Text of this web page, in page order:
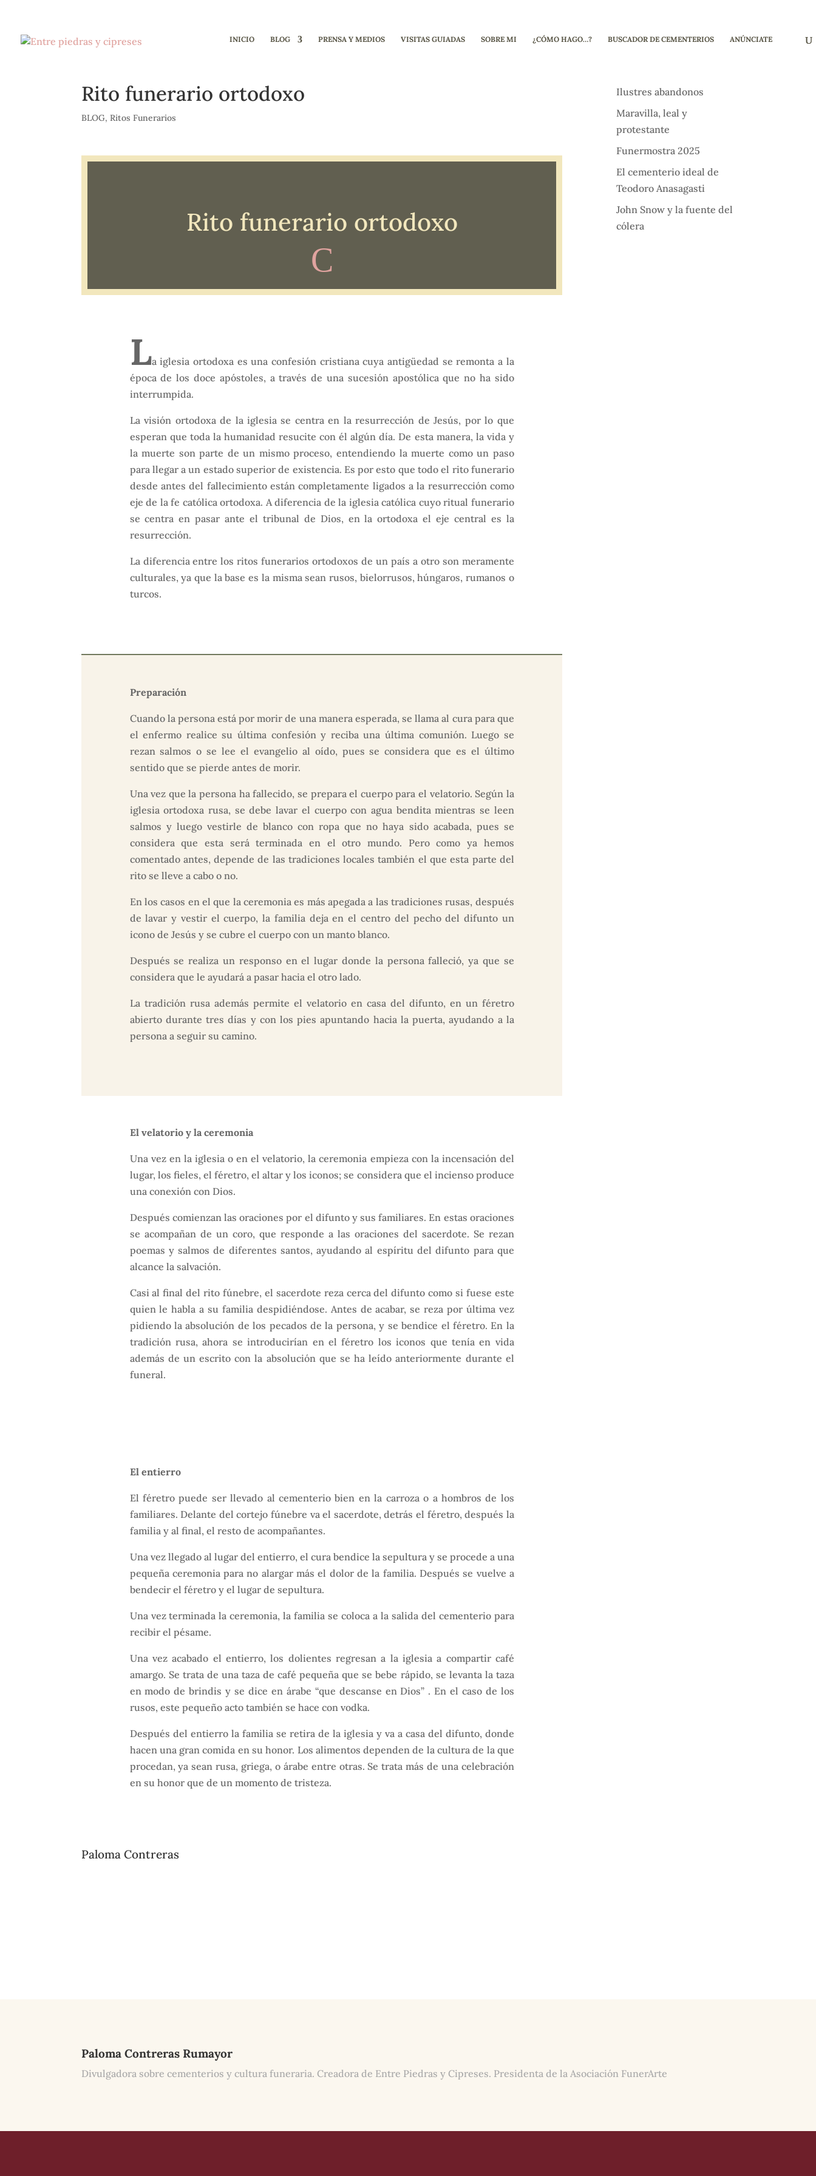
INICIO BLOG PRENSA Y MEDIOS VISITAS GUIADAS SOBRE MI ¿CÓMO HAGO…? BUSCADOR DE CEMENTERIOS ANÚNCIATE
Rito funerario ortodoxo
BLOG,Ritos Funerarios
Rito funerario ortodoxo
C
La iglesia ortodoxa es una confesión cristiana cuya antigüedad se remonta a la
época de los doce apóstoles, a través de una sucesión apostólica que no ha sido
interrumpida.
La visión ortodoxa de la iglesia se centra en la resurrección de Jesús, por lo que
esperan que toda la humanidad resucite con él algún día. De esta manera, la vida y
la muerte son parte de un mismo proceso, entendiendo la muerte como un paso
para llegar a un estado superior de existencia. Es por esto que todo el rito funerario
desde antes del fallecimiento están completamente ligados a la resurrección como
eje de la fe católica ortodoxa. A diferencia de la iglesia católica cuyo ritual funerario
se centra en pasar ante el tribunal de Dios, en la ortodoxa el eje central es la
resurrección.
La diferencia entre los ritos funerarios ortodoxos de un país a otro son meramente
culturales, ya que la base es la misma sean rusos, bielorrusos, húngaros, rumanos o
turcos.
Preparación
Cuando la persona está por morir de una manera esperada, se llama al cura para que
el enfermo realice su última confesión y reciba una última comunión. Luego se
rezan salmos o se lee el evangelio al oído, pues se considera que es el último
sentido que se pierde antes de morir.
Una vez que la persona ha fallecido, se prepara el cuerpo para el velatorio. Según la
iglesia ortodoxa rusa, se debe lavar el cuerpo con agua bendita mientras se leen
salmos y luego vestirle de blanco con ropa que no haya sido acabada, pues se
considera que esta será terminada en el otro mundo. Pero como ya hemos
comentado antes, depende de las tradiciones locales también el que esta parte del
rito se lleve a cabo o no.
En los casos en el que la ceremonia es más apegada a las tradiciones rusas, después
de lavar y vestir el cuerpo, la familia deja en el centro del pecho del difunto un
icono de Jesús y se cubre el cuerpo con un manto blanco.
Después se realiza un responso en el lugar donde la persona falleció, ya que se
considera que le ayudará a pasar hacia el otro lado.
La tradición rusa además permite el velatorio en casa del difunto, en un féretro
abierto durante tres días y con los pies apuntando hacia la puerta, ayudando a la
persona a seguir su camino.
El velatorio y la ceremonia
Una vez en la iglesia o en el velatorio, la ceremonia empieza con la incensación del
lugar, los fieles, el féretro, el altar y los iconos; se considera que el incienso produce
una conexión con Dios.
Después comienzan las oraciones por el difunto y sus familiares. En estas oraciones
se acompañan de un coro, que responde a las oraciones del sacerdote. Se rezan
poemas y salmos de diferentes santos, ayudando al espíritu del difunto para que
alcance la salvación.
Casi al final del rito fúnebre, el sacerdote reza cerca del difunto como si fuese este
quien le habla a su familia despidiéndose. Antes de acabar, se reza por última vez
pidiendo la absolución de los pecados de la persona, y se bendice el féretro. En la
tradición rusa, ahora se introducirían en el féretro los iconos que tenía en vida
además de un escrito con la absolución que se ha leído anteriormente durante el
funeral.
El entierro
El féretro puede ser llevado al cementerio bien en la carroza o a hombros de los
familiares. Delante del cortejo fúnebre va el sacerdote, detrás el féretro, después la
familia y al final, el resto de acompañantes.
Una vez llegado al lugar del entierro, el cura bendice la sepultura y se procede a una
pequeña ceremonia para no alargar más el dolor de la familia. Después se vuelve a
bendecir el féretro y el lugar de sepultura.
Una vez terminada la ceremonia, la familia se coloca a la salida del cementerio para
recibir el pésame.
Una vez acabado el entierro, los dolientes regresan a la iglesia a compartir café
amargo. Se trata de una taza de café pequeña que se bebe rápido, se levanta la taza
en modo de brindis y se dice en árabe “que descanse en Dios” . En el caso de los
rusos, este pequeño acto también se hace con vodka.
Después del entierro la familia se retira de la iglesia y va a casa del difunto, donde
hacen una gran comida en su honor. Los alimentos dependen de la cultura de la que
procedan, ya sean rusa, griega, o árabe entre otras. Se trata más de una celebración
en su honor que de un momento de tristeza.
Paloma Contreras
Ilustres abandonos
Maravilla, leal y
protestante
Funermostra 2025
El cementerio ideal de
Teodoro Anasagasti
John Snow y la fuente del
cólera
Paloma Contreras Rumayor
Divulgadora sobre cementerios y cultura funeraria. Creadora de Entre Piedras y Cipreses. Presidenta de la Asociación FunerArte